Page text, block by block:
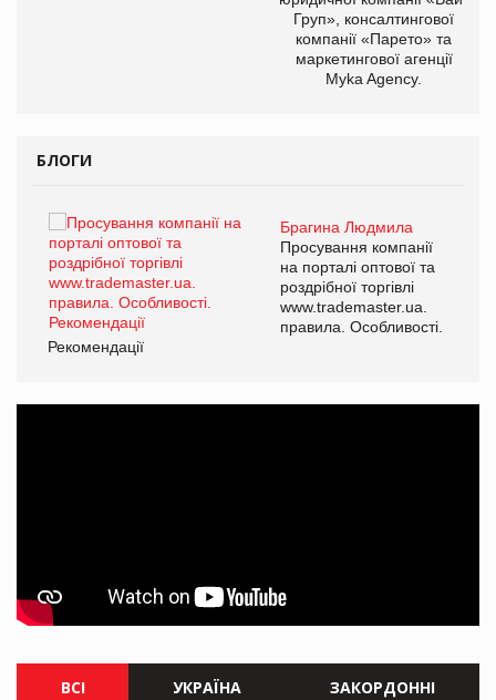
Груп», консалтингової
компанії «Парето» та
маркетингової агенції
Myka Agency.
БЛОГИ
Брагина Людмила
Просування компанії
на порталі оптової та
роздрібної торгівлі
www.trademaster.ua.
правила. Особливості.
Рекомендації
ВСІ УКРАЇНА ЗАКОРДОННІ